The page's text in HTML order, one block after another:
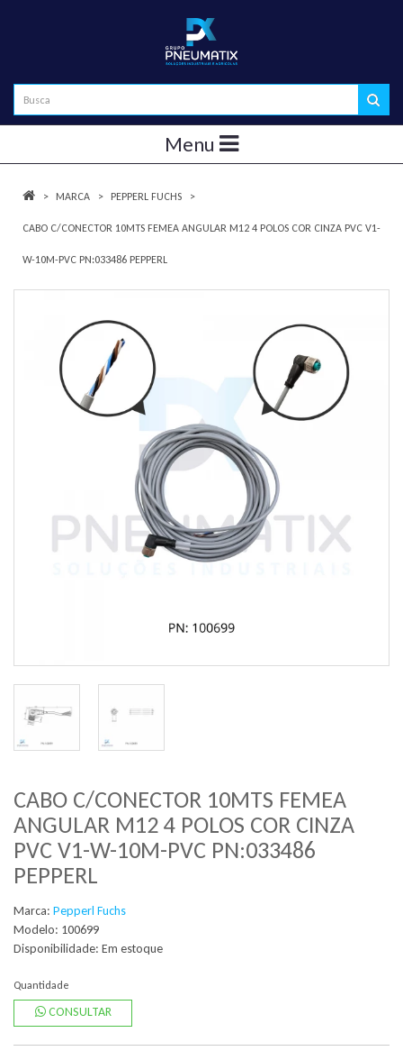
Menu
MARCA PEPPERL FUCHS
CABO C/CONECTOR 10MTS FEMEA ANGULAR M12 4 POLOS COR CINZA PVC V1-
W-10M-PVC PN:033486 PEPPERL
CABO C/CONECTOR 10MTS FEMEA
ANGULAR M12 4 POLOS COR CINZA
PVC V1-W-10M-PVC PN:033486
PEPPERL
Marca: Pepperl Fuchs
Modelo: 100699
Disponibilidade: Em estoque
Quantidade
CONSULTAR